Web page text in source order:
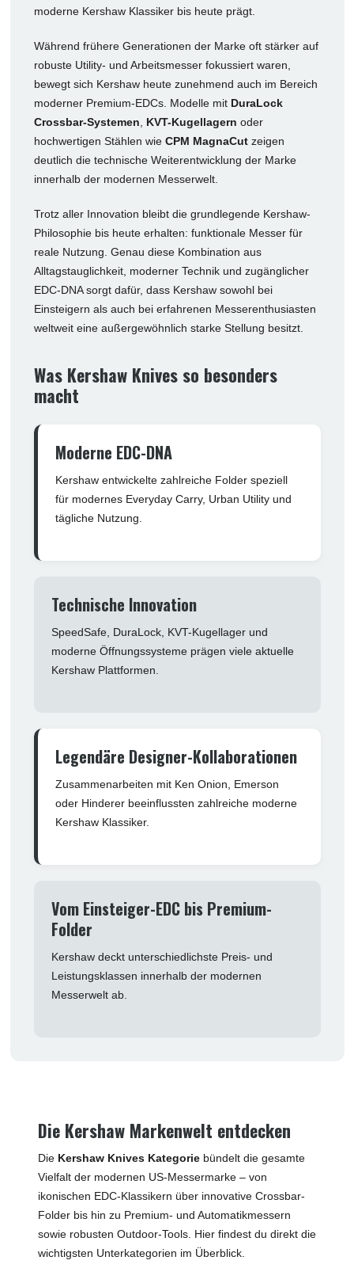
moderne Kershaw Klassiker bis heute prägt.
Während frühere Generationen der Marke oft stärker auf
robuste Utility- und Arbeitsmesser fokussiert waren,
bewegt sich Kershaw heute zunehmend auch im Bereich
moderner Premium-EDCs. Modelle mit DuraLock
Crossbar-Systemen, KVT-Kugellagern oder
hochwertigen Stählen wie CPM MagnaCutzeigen
deutlich die technische Weiterentwicklung der Marke
innerhalb der modernen Messerwelt.
Trotz aller Innovation bleibt die grundlegende Kershaw-
Philosophie bis heute erhalten: funktionale Messer für
reale Nutzung. Genau diese Kombination aus
Alltagstauglichkeit, moderner Technik und zugänglicher
EDC-DNA sorgt dafür, dass Kershaw sowohl bei
Einsteigern als auch bei erfahrenen Messerenthusiasten
weltweit eine außergewöhnlich starke Stellung besitzt.
Was Kershaw Knives so besonders
macht
Moderne EDC-DNA
Kershaw entwickelte zahlreiche Folder speziell
für modernes Everyday Carry, Urban Utility und
tägliche Nutzung.
Technische Innovation
SpeedSafe, DuraLock, KVT-Kugellager und
moderne Öffnungssysteme prägen viele aktuelle
Kershaw Plattformen.
Legendäre Designer-Kollaborationen
Zusammenarbeiten mit Ken Onion, Emerson
oder Hinderer beeinflussten zahlreiche moderne
Kershaw Klassiker.
Vom Einsteiger-EDC bis Premium-
Folder
Kershaw deckt unterschiedlichste Preis- und
Leistungsklassen innerhalb der modernen
Messerwelt ab.
Die Kershaw Markenwelt entdecken
Die Kershaw Knives Kategoriebündelt die gesamte
Vielfalt der modernen US-Messermarke – von
ikonischen EDC-Klassikern über innovative Crossbar-
Folder bis hin zu Premium- und Automatikmessern
sowie robusten Outdoor-Tools. Hier findest du direkt die
wichtigsten Unterkategorien im Überblick.